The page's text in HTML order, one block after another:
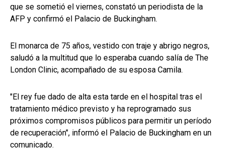
que se sometió el viernes, constató un periodista de la
AFP y confirmó el Palacio de Buckingham.
El monarca de 75 años, vestido con traje y abrigo negros,
saludó a la multitud que lo esperaba cuando salía de The
London Clinic, acompañado de su esposa Camila.
"El rey fue dado de alta esta tarde en el hospital tras el
tratamiento médico previsto y ha reprogramado sus
próximos compromisos públicos para permitir un período
de recuperación", informó el Palacio de Buckingham en un
comunicado.